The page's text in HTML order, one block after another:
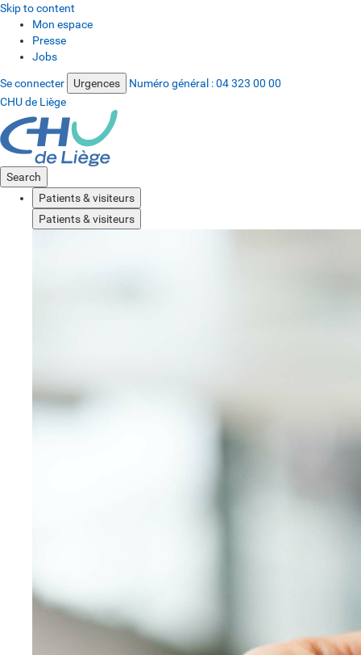
Skip to content
Mon espace
Presse
Jobs
Se connecter Urgences Numéro général :04 323 00 00
CHU de Liège
Search
Patients & visiteurs
Patients & visiteurs